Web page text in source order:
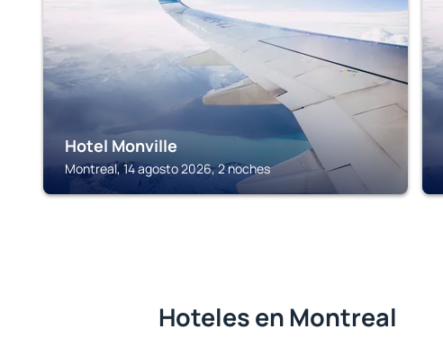
Hotel Monville
Montreal, 14 agosto 2026, 2 noches
Hoteles en Montreal